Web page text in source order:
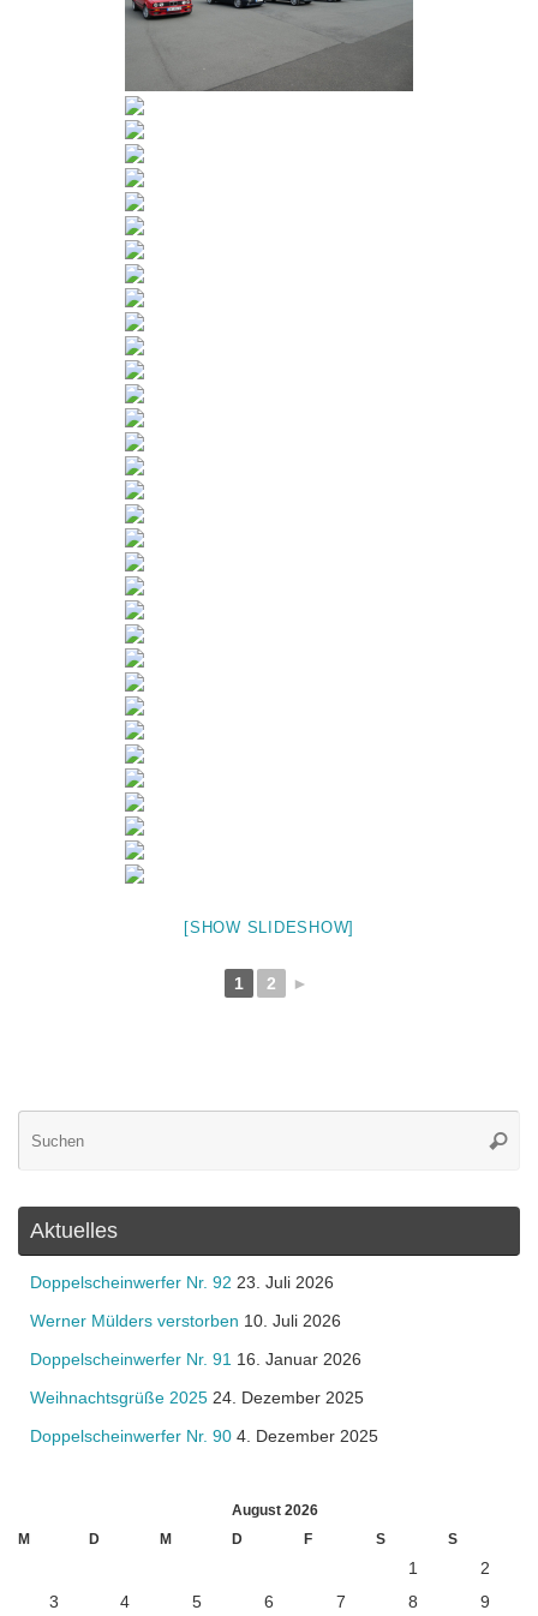
[SHOW SLIDESHOW]
1 2 ►
Aktuelles
Doppelscheinwerfer Nr. 92 23. Juli 2026
Werner Mülders verstorben 10. Juli 2026
Doppelscheinwerfer Nr. 91 16. Januar 2026
Weihnachtsgrüße 2025 24. Dezember 2025
Doppelscheinwerfer Nr. 90 4. Dezember 2025
August 2026
M
D M D F S S
1
2
3
4 5 6 7 8 9